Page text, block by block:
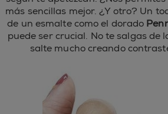
más sencillas mejor. ¿Y otro? Un
de un esmalte como el dorado
puede ser crucial. No te salgas de
salte mucho creando